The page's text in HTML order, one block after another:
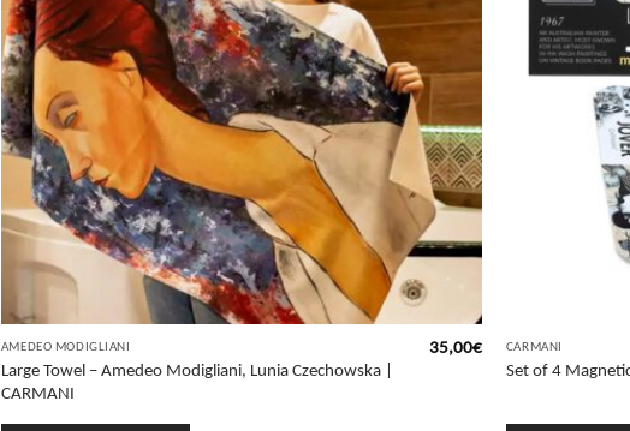
AMEDEO MODIGLIANI
Large Towel – Amedeo Modigliani, Lunia Czechowska |
CARMANI
35,00€ CARMANI
Set of 4